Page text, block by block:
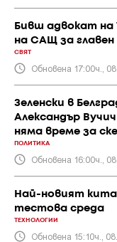
Бивш адвокат
на САЩ за главен
СВЯТ
Обновена 17:00ч.,
Зеленски в
Александър
няма време за
ПОЛИТИКА
Обновена 16:00ч.,
Най-новият
тестова среда
ТЕХНОЛОГИИ
Обновена 15:10ч.,